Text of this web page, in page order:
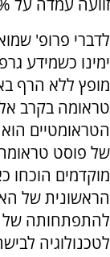
זוועה עמדה על 32.21%.
לדברי פרופ'
ימינו כשמידע
מופץ ללא הרף
טראומה בקרב
הטראומטיים
של פוסט
מוקדמים
הראשונית של
להתפתחותה של
לטכנולוגיה